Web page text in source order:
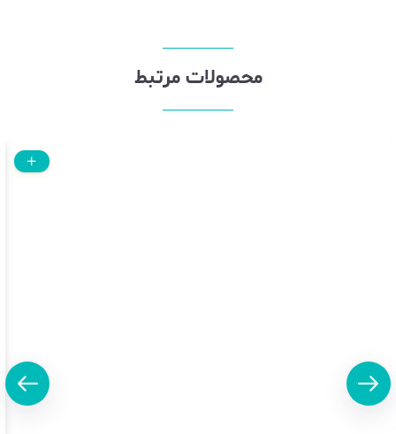
محصولات مرتبط